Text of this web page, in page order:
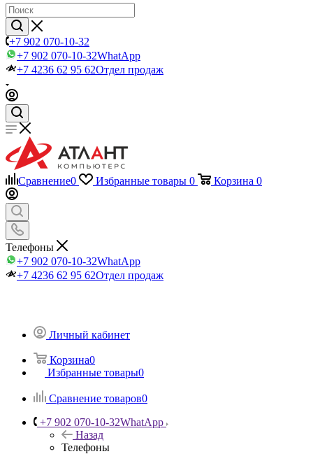
+7 902 070-10-32
+7 902 070-10-32WhatApp
+7 4236 62 95 62Отдел продаж
Сравнение0 Избранные товары 0 Корзина 0
Телефоны
+7 902 070-10-32WhatApp
+7 4236 62 95 62Отдел продаж
Личный кабинет
Корзина0
Избранные товары0
Сравнение товаров0
+7 902 070-10-32WhatApp
Назад
Телефоны